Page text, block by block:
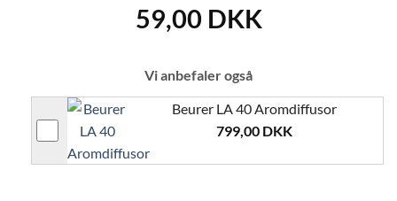
59,00 DKK
Vi anbefaler også
Beurer LA 40 Aromdiffusor
799,00 DKK